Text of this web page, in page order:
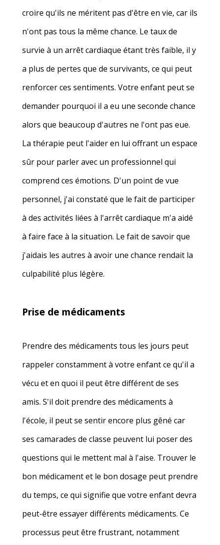
croire qu'ils ne méritent pas d'être en vie, car ils
n'ont pas tous la même chance. Le taux de
survie à un arrêt cardiaque étant très faible, il y
a plus de pertes que de survivants, ce qui peut
renforcer ces sentiments. Votre enfant peut se
demander pourquoi il a eu une seconde chance
alors que beaucoup d'autres ne l'ont pas eue.
La thérapie peut l'aider en lui offrant un espace
sûr pour parler avec un professionnel qui
comprend ces émotions. D'un point de vue
personnel, j'ai constaté que le fait de participer
à des activités liées à l'arrêt cardiaque m'a aidé
à faire face à la situation. Le fait de savoir que
j'aidais les autres à avoir une chance rendait la
culpabilité plus légère.
Prise de médicaments
Prendre des médicaments tous les jours peut
rappeler constamment à votre enfant ce qu'il a
vécu et en quoi il peut être différent de ses
amis. S'il doit prendre des médicaments à
l'école, il peut se sentir encore plus gêné car
ses camarades de classe peuvent lui poser des
questions qui le mettent mal à l'aise. Trouver le
bon médicament et le bon dosage peut prendre
du temps, ce qui signifie que votre enfant devra
peut-être essayer différents médicaments. Ce
processus peut être frustrant, notamment